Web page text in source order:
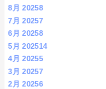
8月 20258
7月 20257
6月 20258
5月 202514
4月 20255
3月 20257
2月 20256